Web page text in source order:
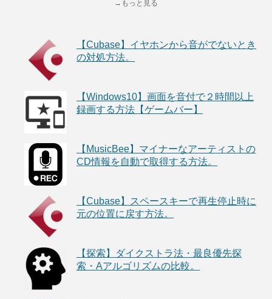
→もっと見る
【Cubase】イヤホンから音がでないとき
の対処方法。
【Windows10】画面を音付で２時間以上
録画する方法【ゲームバー】
【MusicBee】マイナーなアーティストの
CD情報を自動で取得する方法。
【Cubase】スペースキーで再生停止時に
元の位置に戻す方法。
【探索】ダイクストラ法・最良優先探
索・Aアルゴリズムの比較。